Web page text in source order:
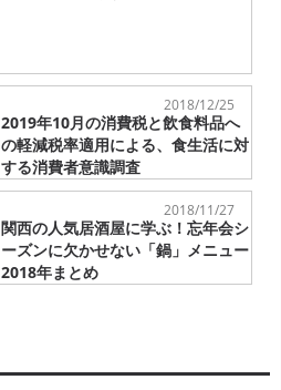
2018/12/25
2019年10月の消費税と飲食料品へ
の軽減税率適用による、食生活に対
する消費者意識調査
2018/11/27
関西の人気居酒屋に学ぶ！忘年会シ
ーズンに欠かせない「鍋」メニュー
2018年まとめ